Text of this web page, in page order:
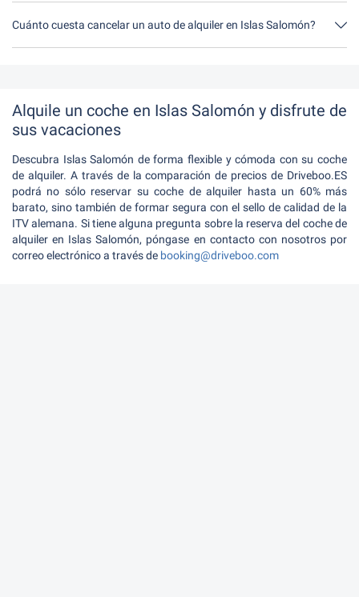
Alquile un coche en Islas Salomón y disfrute de
sus vacaciones
Descubra Islas Salomón de forma flexible y cómoda con su coche
de alquiler. A través de la comparación de precios de Driveboo.ES
podrá no sólo reservar su coche de alquiler hasta un 60% más
barato, sino también de formar segura con el sello de calidad de la
ITV alemana. Si tiene alguna pregunta sobre la reserva del coche de
alquiler en Islas Salomón, póngase en contacto con nosotros por
correo electrónico a través de booking@driveboo.com
Cuánto cuesta cancelar un auto de alquiler en Islas Salomón?
Hasta 24 horas antes del alquiler, la cancelación durante el